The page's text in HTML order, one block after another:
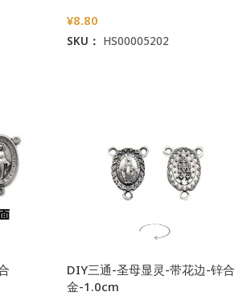
¥8.80
SKU： HS00005202
DIY三通-圣母显灵-带花边-锌合
金-1.0cm